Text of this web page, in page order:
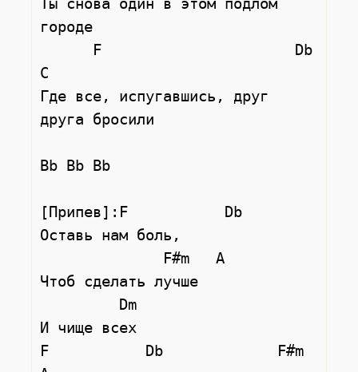
Ты снова один в этом подлом
городе
C
Где все, испугавшись, друг
друга бросили
Bb Bb Bb
[Припев]:F           Db
Оставь нам боль,
Чтоб сделать лучше
И чище всех
F           Db             F#m